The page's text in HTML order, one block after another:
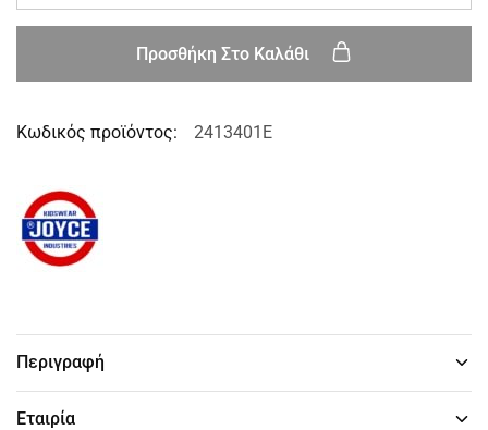
Προσθήκη Στο Καλάθι
Κωδικός προϊόντος: 2413401E
Περιγραφή
Εταιρία